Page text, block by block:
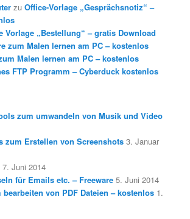
zuOffice-Vorlage „Gesprächsnotiz“ –
Vorlage „Bestellung“ – gratis Download
zum Malen lernen am PC – kostenlos
Malen lernen am PC – kostenlos
FTP Programm – Cyberduck kostenlos
zum umwandeln von Musik und Video
zum Erstellen von Screenshots 3. Januar
7. Juni 2014
für Emails etc. – Freeware 5. Juni 2014
von PDF Dateien – kostenlos 1.